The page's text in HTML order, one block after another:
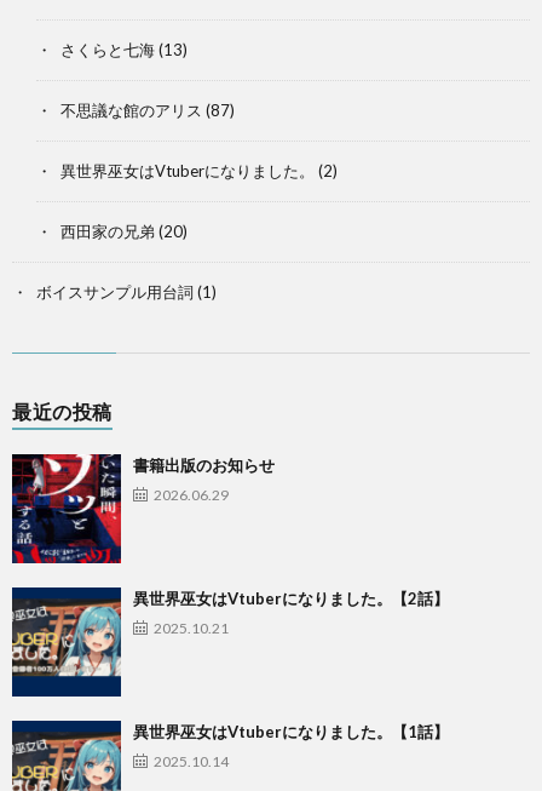
さくらと七海(13)
不思議な館のアリス (87)
異世界巫女はVtuberになりました。 (2)
西田家の兄弟(20)
ボイスサンプル用台詞 (1)
最近の投稿
書籍出版のお知らせ
2026.06.29
異世界巫女はVtuberになりました。【2話】
2025.10.21
異世界巫女はVtuberになりました。【1話】
2025.10.14